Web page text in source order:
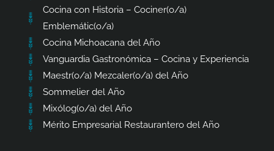
Cocina con Historia – Cociner(o/a)
Emblemátic(o/a)
Cocina Michoacana del Año
Vanguardia Gastronómica – Cocina y Experiencia
Maestr(o/a) Mezcaler(o/a) del Año
Sommelier del Año
Mixólog(o/a) del Año
Mérito Empresarial Restaurantero del Año